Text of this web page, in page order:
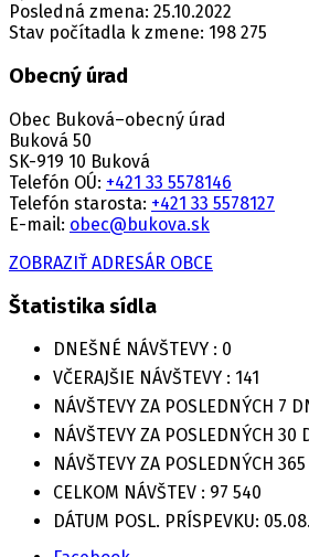
Posledná zmena: 25.10.2022
Stav počítadla k zmene: 198 275
Obecný úrad
Obec Buková–obecný úrad
Buková 50
SK-919 10 Buková
Telefón OÚ: +421 33 5578146
Telefón starosta: +421 33 5578127
E-mail: obec@bukova.sk
ZOBRAZIŤ ADRESÁR OBCE
Štatistika sídla
DNEŠNÉ NÁVŠTEVY : 0
VČERAJŠIE NÁVŠTEVY : 141
NÁVŠTEVY ZA POSLEDNÝCH 7
NÁVŠTEVY ZA POSLEDNÝCH 30
NÁVŠTEVY ZA POSLEDNÝCH
CELKOM NÁVŠTEV : 97 540
DÁTUM POSL. PRÍSPEVKU: